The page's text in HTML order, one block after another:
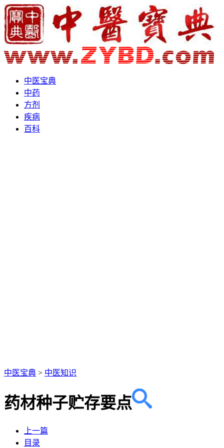
中医宝典
中药
方剂
疾病
百科
中医宝典 > 中医知识
药材种子贮存要点
上一篇
目录